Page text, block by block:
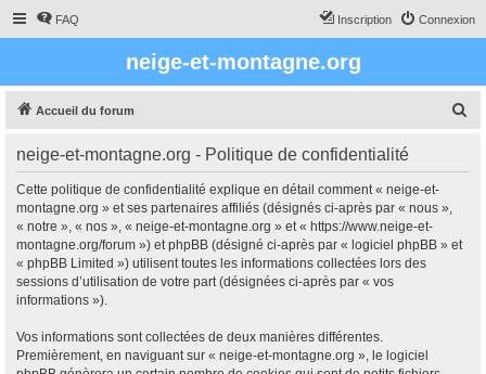
FAQ Connexion
Inscription
neige-et-montagne.org
Accueil du forum
neige-et-montagne.org - Politique de confidentialité
Cette politique de confidentialité explique en détail comment « neige-et-
montagne.org » et ses partenaires affiliés (désignés ci-après par « nous »,
« notre », « nos », « neige-et-montagne.org » et « https://www.neige-et-
montagne.org/forum ») et phpBB (désigné ci-après par « logiciel phpBB » et
« phpBB Limited ») utilisent toutes les informations collectées lors des
sessions d’utilisation de votre part (désignées ci-après par « vos
informations »).
Vos informations sont collectées de deux manières différentes.
Premièrement, en naviguant sur « neige-et-montagne.org », le logiciel